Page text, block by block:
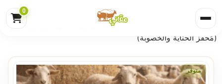
0
بوكسات الاغنام
(مُحفز الحناية والخصوبة)
متوفر